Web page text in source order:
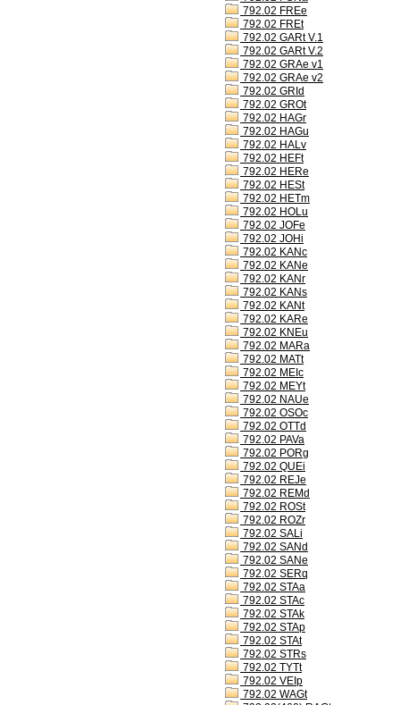
792.02 FREe
792.02 FREt
792.02 GARt V.1
792.02 GARt V.2
792.02 GRAe v1
792.02 GRAe v2
792.02 GRId
792.02 GROt
792.02 HAGr
792.02 HAGu
792.02 HALv
792.02 HEFt
792.02 HERe
792.02 HESt
792.02 HETm
792.02 HOLu
792.02 JOFe
792.02 JOHi
792.02 KANc
792.02 KANe
792.02 KANr
792.02 KANs
792.02 KANt
792.02 KARe
792.02 KNEu
792.02 MARa
792.02 MATt
792.02 MEIc
792.02 MEYt
792.02 NAUe
792.02 OSOc
792.02 OTTd
792.02 PAVa
792.02 PORg
792.02 QUEi
792.02 REJe
792.02 REMd
792.02 ROSt
792.02 ROZr
792.02 SALi
792.02 SANd
792.02 SANe
792.02 SERq
792.02 STAa
792.02 STAc
792.02 STAk
792.02 STAp
792.02 STAt
792.02 STRs
792.02 TYTt
792.02 VEIp
792.02 WAGt